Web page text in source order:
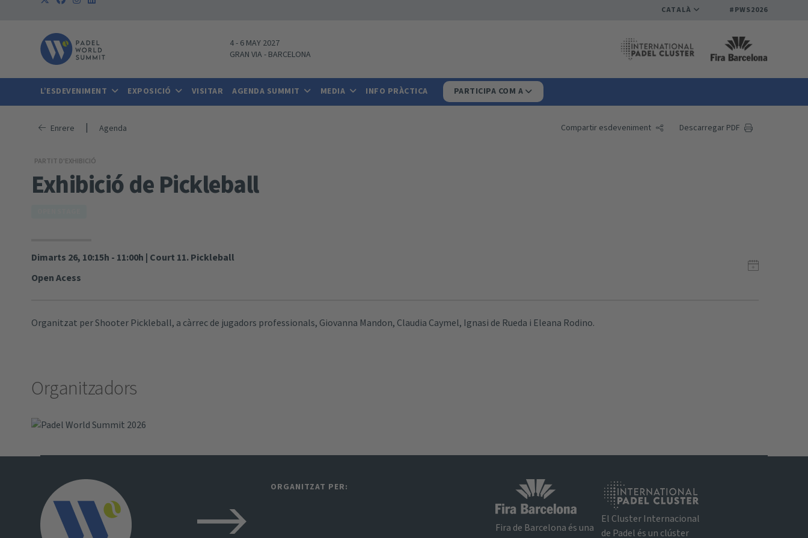
CATALÀ #PWS2026
4- 6 MAY 2027
GRAN VIA- BARCELONA
L’ESDEVENIMENT EXPOSICIÓ VISITAR AGENDA SUMMIT MEDIA INFO PRÀCTICA PARTICIPA COM A
Enrere | Agenda Compartir esdeveniment Descarregar PDF
PARTIT D'EXHIBICIÓ
Exhibició de Pickleball
Dimarts 26, 10:15h - 11:00h | Court 11. Pickleball
Open Acess
Organitzat per Shooter Pickleball, a càrrec de jugadors professionals, Giovanna Mandon, Claudia Caymel, Ignasi de Rueda i Eleana Rodino.
Organitzadors
ORGANITZAT PER:​
Fira de Barcelona és una
El Cluster Internacional
de Padel és un clúster